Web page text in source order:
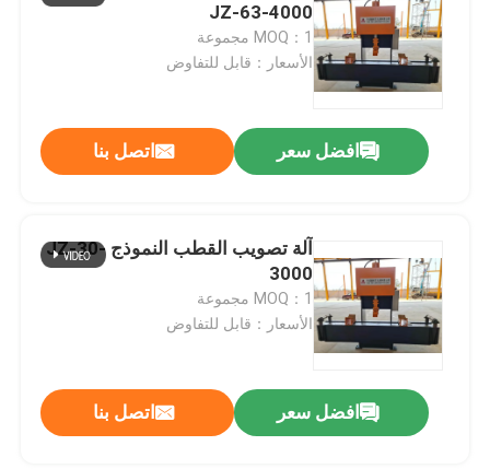
منتجات
معلومات عنا
جولة في المصنع
JZ-63-4000
MOQ：1 مجموعة
الأسعار：قابل للتفاوض
افضل سعر اتصل بنا
آلة تصويب القطب النموذج JZ-30-
3000
MOQ：1 مجموعة
الأسعار：قابل للتفاوض
افضل سعر اتصل بنا